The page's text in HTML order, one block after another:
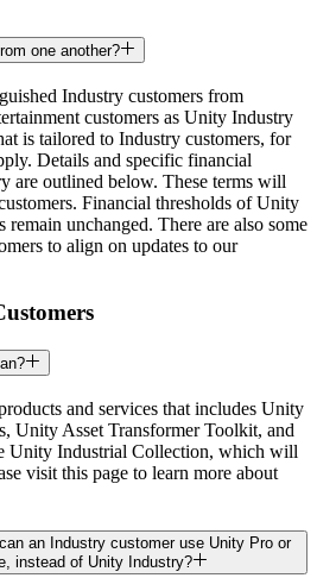
con Unity
pequeños
plataformas
multijugador
one another?
Industry customers from
customers as Unity Industry
is tailored to Industry customers, for
Details and specific financial
are outlined below. These terms will
Financial thresholds of Unity
remain unchanged. There are also some
to align on updates to our
and services that includes Unity
Unity Asset Transformer Toolkit, and
Unity Industrial Collection, which will
visit this page to learn more about
an Industry customer use Unity Pro or
instead of Unity Industry?